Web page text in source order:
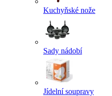
Kuchyňské nože
Sady nádobí
Jídelní soupravy